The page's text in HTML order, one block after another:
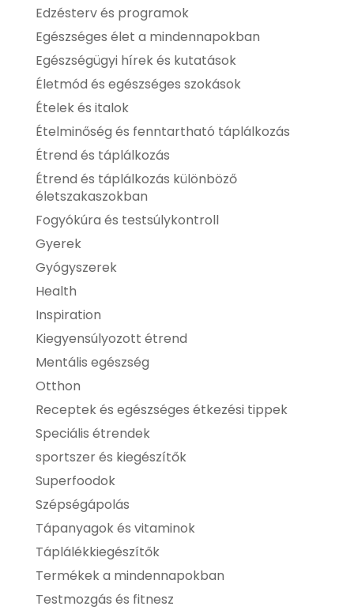
Edzésterv és programok
Egészséges élet a mindennapokban
Egészségügyi hírek és kutatások
Életmód és egészséges szokások
Ételek és italok
Ételminőség és fenntartható táplálkozás
Étrend és táplálkozás
Étrend és táplálkozás különböző
életszakaszokban
Fogyókúra és testsúlykontroll
Gyerek
Gyógyszerek
Health
Inspiration
Kiegyensúlyozott étrend
Mentális egészség
Otthon
Receptek és egészséges étkezési tippek
Speciális étrendek
sportszer és kiegészítők
Superfoodok
Szépségápolás
Tápanyagok és vitaminok
Táplálékkiegészítők
Termékek a mindennapokban
Testmozgás és fitnesz